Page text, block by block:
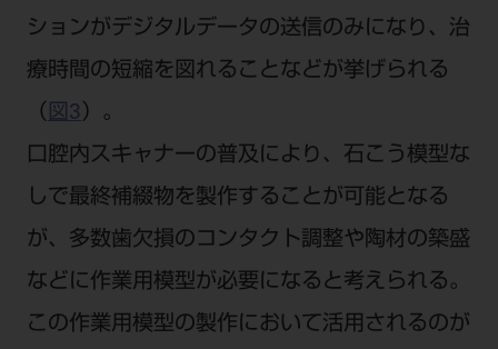
ションがデジタルデータの送信のみになり、治
療時間の短縮を図れることなどが挙げられる
（ 図3 ）。
口腔内スキャナーの普及により、石こう模型な
しで最終補綴物を製作することが可能となる
が、多数歯欠損のコンタクト調整や陶材の築盛
などに作業用模型が必要になると考えられる。
この作業用模型の製作において活用されるのが